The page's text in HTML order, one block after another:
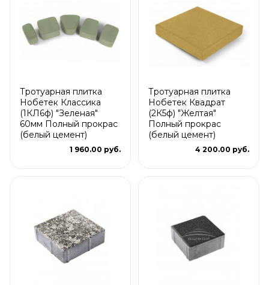
Тротуарная плитка
Нобетек Классика
(1КЛ6ф) "Зеленая"
60мм Полный прокрас
(белый цемент)
1 960.00 руб.
Тротуарная плитка
Нобетек Квадрат
(2К5ф) "Желтая"
Полный прокрас
(белый цемент)
4 200.00 руб.